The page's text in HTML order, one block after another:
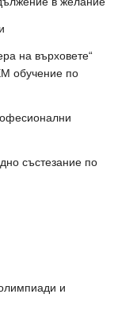
на върховете“
обучение по
състезание по
и